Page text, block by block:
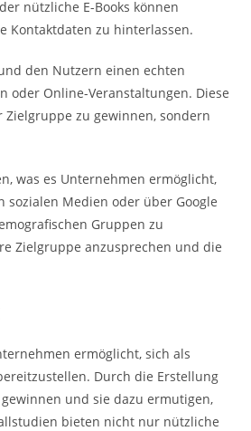
nützliche E-Books können
Kontaktdaten zu hinterlassen.
den Nutzern einen echten
oder Online-Veranstaltungen. Diese
zu gewinnen, sondern
was es Unternehmen ermöglicht,
sozialen Medien oder über Google
Gruppen zu
Zielgruppe anzusprechen und die
ermöglicht, sich als
Durch die Erstellung
und sie dazu ermutigen,
bieten nicht nur nützliche